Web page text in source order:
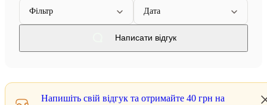
Фільтр Дата
Написати відгук
Напишіть свій відгук та отримайте 40 грн на